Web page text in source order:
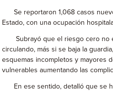
Se reportaron 1,068 casos
Estado, con una ocupación
Subrayó que el riesgo cero no
circulando, más si se baja la
esquemas incompletos y mayores
vulnerables aumentando las
En ese sentido, detalló que se